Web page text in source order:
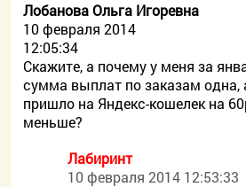
Лобанова Ольга Игоревна
10 февраля 2014
12:05:34
Скажите, а почему у меня за
сумма выплат по заказам одна,
пришло на Яндекс-кошелек на
меньше?
Лабиринт
10 февраля 2014 12:53:33